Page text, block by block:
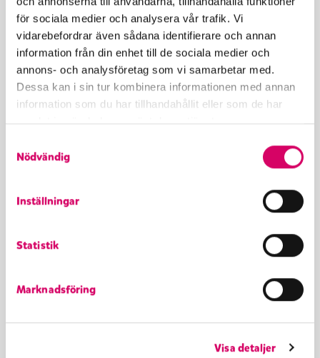
för sociala medier och analysera vår trafik. Vi
vidarebefordrar även sådana identifierare och annan
information från din enhet till de sociala medier och
annons- och analysföretag som vi samarbetar med.
Dessa kan i sin tur kombinera informationen med annan
information som du har tillhandahållit eller som de har
samlat in när du har använt deras tjänster.
Nödvändig
Inställningar
Statistik
Marknadsföring
Visa detaljer
marängsmeten på en plåt med
bakplåtspapper.
Ugnsbaka marängen tills marängen stelnat.
Lägg dulce de leche i botten på tallriken. Lägg
rårörda blåbär. Toppa med en kula